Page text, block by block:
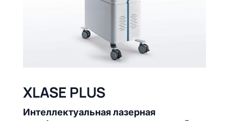
XLASE PLUS
Интеллектуальная лазерная